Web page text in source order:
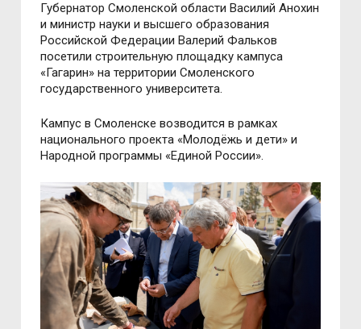
Губернатор Смоленской области Василий Анохин
и министр науки и высшего образования
Российской Федерации Валерий Фальков
посетили строительную площадку кампуса
«Гагарин» на территории Смоленского
государственного университета.
Кампус в Смоленске возводится в рамках
национального проекта «Молодёжь и дети» и
Народной программы «Единой России».